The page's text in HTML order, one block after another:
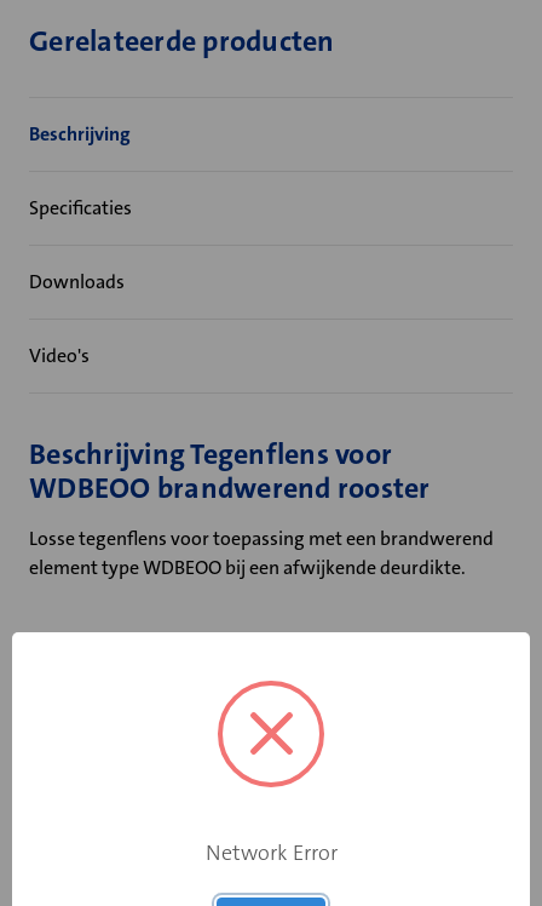
Gerelateerde producten
Beschrijving
Specificaties
Downloads
Video's
Beschrijving Tegenflens voor
WDBEOO brandwerend rooster
Losse tegenflens voor toepassing met een brandwerend
element type WDBEOO bij een afwijkende deurdikte.
550
Network Error